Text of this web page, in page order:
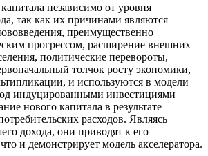
независимо от уровня
так как их причинами являются
преимущественно
прогрессом, расширение внешних
политические перевороты,
толчок росту экономики,
и используются в модели
индуцированными инвестициями
нового капитала в результате
расходов. Являясь
дохода, они приводят к его
и демонстрирует модель акселератора.